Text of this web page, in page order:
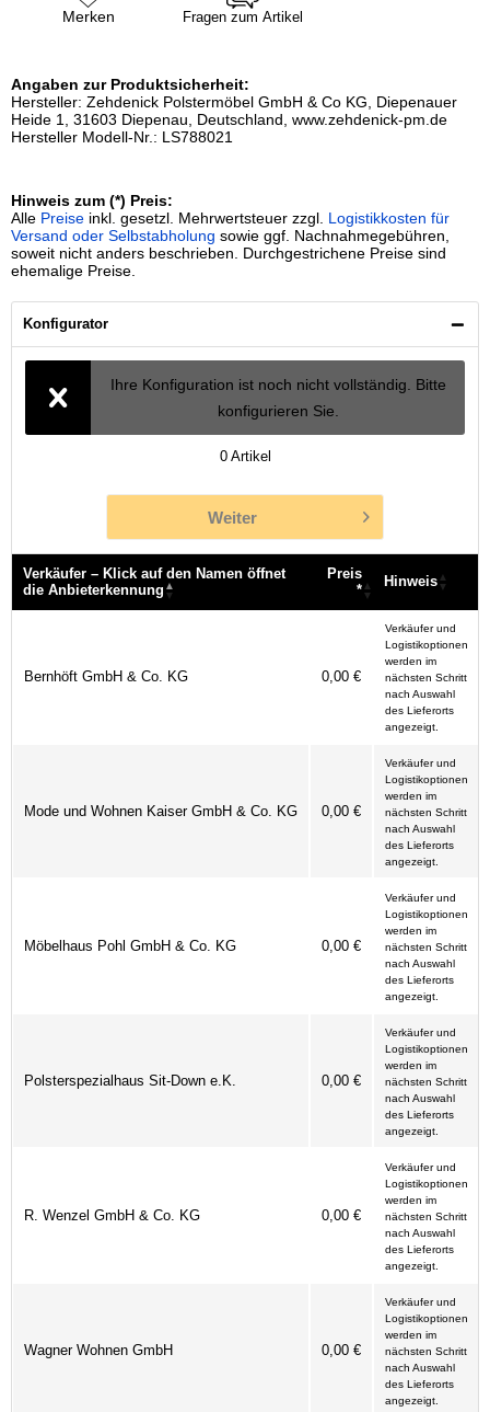
Merken Fragen zum Artikel
Angaben zur Produktsicherheit:
Hersteller: Zehdenick Polstermöbel GmbH & Co KG, Diepenauer
Heide 1, 31603 Diepenau, Deutschland, www.zehdenick-pm.de
Hersteller Modell-Nr.: LS788021
Hinweis zum (*) Preis:
Alle Preise inkl. gesetzl. Mehrwertsteuer zzgl. Logistikkosten für
Versand oder Selbstabholung sowie ggf. Nachnahmegebühren,
soweit nicht anders beschrieben. Durchgestrichene Preise sind
ehemalige Preise.
Konfigurator
Ihre Konfiguration ist noch nicht vollständig. Bitte
konfigurieren Sie.
0 Artikel
Weiter
Verkäufer – Klick auf den Namen öffnet
die Anbieterkennung
Preis
*
Hinweis
Bernhöft GmbH & Co. KG 0,00 €
Verkäufer und
Logistikoptionen
werden im
nächsten Schritt
nach Auswahl
des Lieferorts
angezeigt.
Mode und Wohnen Kaiser GmbH & Co. KG 0,00 €
Verkäufer und
Logistikoptionen
werden im
nächsten Schritt
nach Auswahl
des Lieferorts
angezeigt.
Möbelhaus Pohl GmbH & Co. KG 0,00 €
Verkäufer und
Logistikoptionen
werden im
nächsten Schritt
nach Auswahl
des Lieferorts
angezeigt.
Polsterspezialhaus Sit-Down e.K. 0,00 €
Verkäufer und
Logistikoptionen
werden im
nächsten Schritt
nach Auswahl
des Lieferorts
angezeigt.
R. Wenzel GmbH & Co. KG 0,00 €
Verkäufer und
Logistikoptionen
werden im
nächsten Schritt
nach Auswahl
des Lieferorts
angezeigt.
Wagner Wohnen GmbH 0,00 €
Verkäufer und
Logistikoptionen
werden im
nächsten Schritt
nach Auswahl
des Lieferorts
angezeigt.